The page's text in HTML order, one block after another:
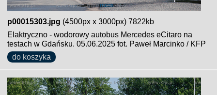
p00015303.jpg (4500px x 3000px) 7822kb
Elaktryczno - wodorowy autobus Mercedes eCitaro na
testach w Gdańsku. 05.06.2025 fot. Paweł Marcinko / KFP
do koszyka